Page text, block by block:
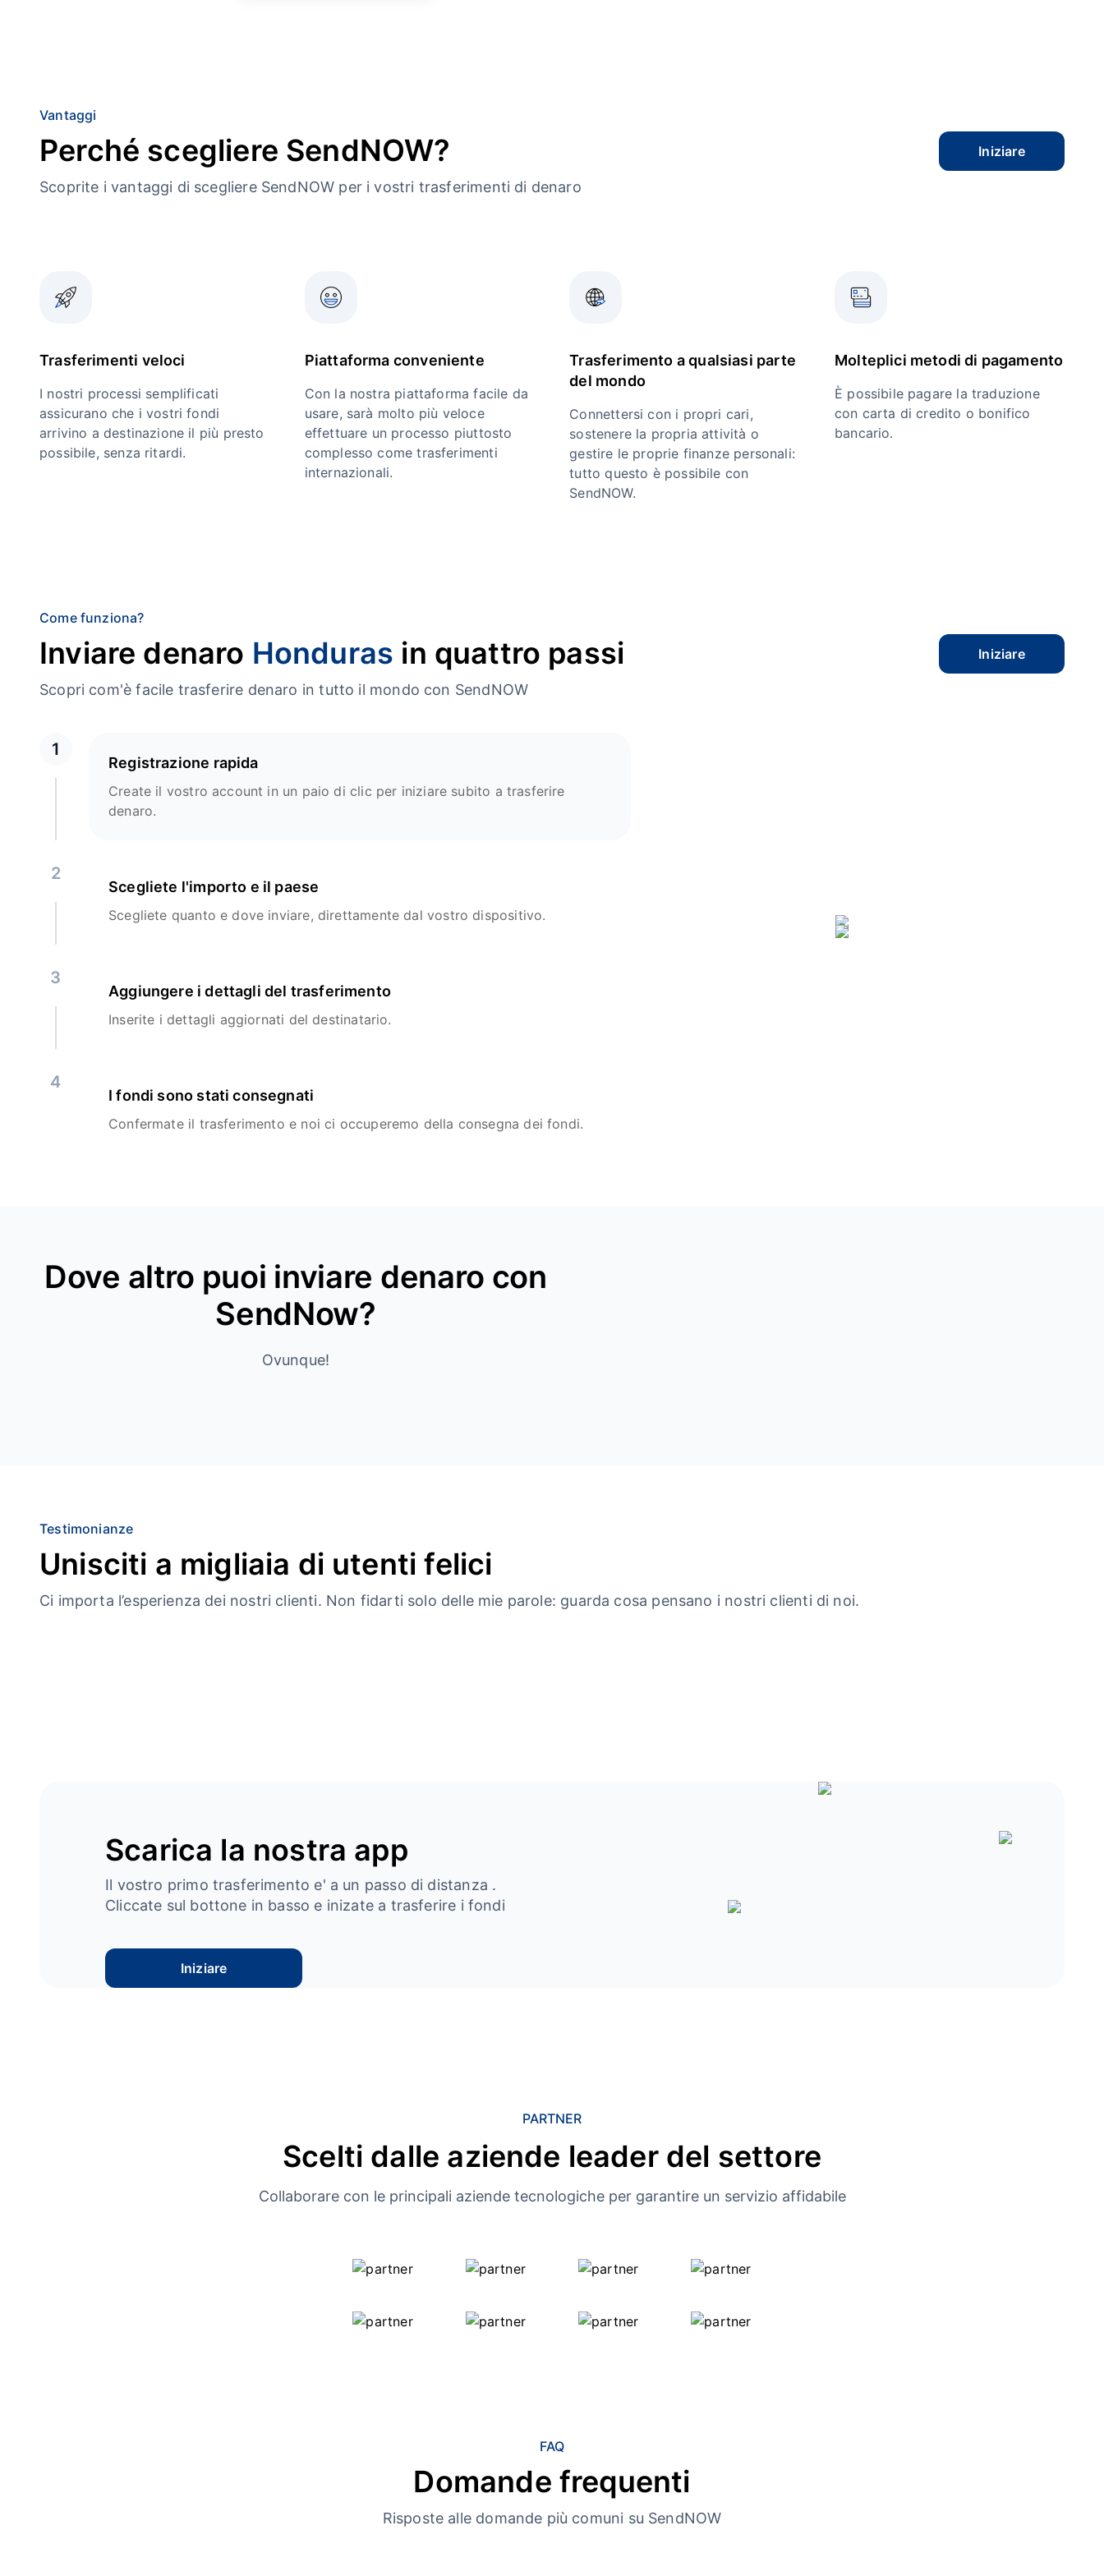
Vantaggi
Perché scegliere SendNOW?
Scoprite i vantaggi di scegliere SendNOW per i vostri trasferimenti di denaro
Iniziare
Trasferimenti veloci
I nostri processi semplificati
assicurano che i vostri fondi
arrivino a destinazione il più presto
possibile, senza ritardi.
Piattaforma conveniente
Con la nostra piattaforma facile da
usare, sarà molto più veloce
effettuare un processo piuttosto
complesso come trasferimenti
internazionali.
Trasferimento a qualsiasi parte
del mondo
Connettersi con i propri cari,
sostenere la propria attività o
gestire le proprie finanze personali:
tutto questo è possibile con
SendNOW.
Molteplici metodi di pagamento
È possibile pagare la traduzione
con carta di credito o bonifico
bancario.
Come funziona?
Inviare denaro Honduras in quattro passi
Scopri com'è facile trasferire denaro in tutto il mondo con SendNOW
Iniziare
1
Registrazione rapida
Create il vostro account in un paio di clic per iniziare subito a trasferire
denaro.
2
Scegliete l'importo e il paese
Scegliete quanto e dove inviare, direttamente dal vostro dispositivo.
3
Aggiungere i dettagli del trasferimento
Inserite i dettagli aggiornati del destinatario.
4
I fondi sono stati consegnati
Confermate il trasferimento e noi ci occuperemo della consegna dei fondi.
Dove altro puoi inviare denaro con
SendNow?
Ovunque!
Testimonianze
Unisciti a migliaia di utenti felici
Ci importa l’esperienza dei nostri clienti. Non fidarti solo delle mie parole: guarda cosa pensano i nostri clienti di noi.
Scarica la nostra app
Il vostro primo trasferimento e' a un passo di distanza .
Cliccate sul bottone in basso e inizate a trasferire i fondi
Iniziare
PARTNER
Scelti dalle aziende leader del settore
Collaborare con le principali aziende tecnologiche per garantire un servizio affidabile
FAQ
Domande frequenti
Risposte alle domande più comuni su SendNOW